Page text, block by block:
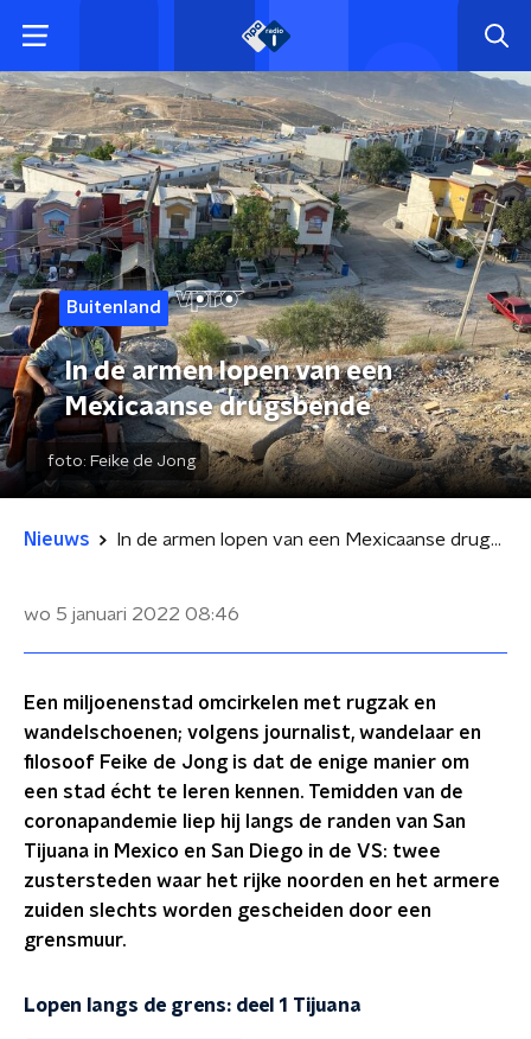
Buitenland
In de armen lopen van een
Mexicaanse drugsbende
foto: Feike de Jong
Nieuws In de armen lopen van een Mexicaanse drugsbende
wo 5 januari 2022 08:46
Een miljoenenstad omcirkelen met rugzak en
wandelschoenen; volgens journalist, wandelaar en
filosoof Feike de Jong is dat de enige manier om
een stad écht te leren kennen. Temidden van de
coronapandemie liep hij langs de randen van San
Tijuana in Mexico en San Diego in de VS: twee
zustersteden waar het rijke noorden en het armere
zuiden slechts worden gescheiden door een
grensmuur.
Lopen langs de grens: deel 1 Tijuana